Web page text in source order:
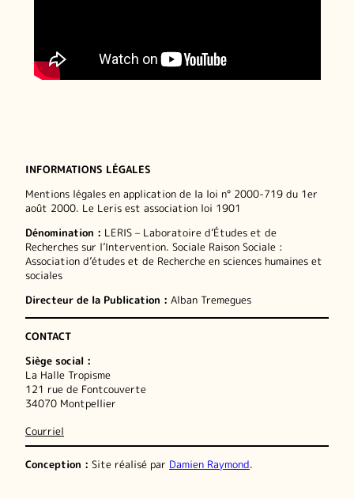
INFORMATIONS LÉGALES
Mentions légales en application de la loi n° 2000-719 du 1er
août 2000. Le Leris est association loi 1901
Dénomination : LERIS – Laboratoire d’Études et de
Recherches sur l’Intervention. Sociale Raison Sociale :
Association d’études et de Recherche en sciences humaines et
sociales
Directeur de la Publication : Alban Tremegues
CONTACT
Siège social :
La Halle Tropisme
121 rue de Fontcouverte
34070 Montpellier
Courriel
Conception : Site réalisé par Damien Raymond.